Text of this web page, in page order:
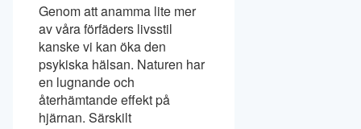
Genom att anamma lite mer
av våra förfäders livsstil
kanske vi kan öka den
psykiska hälsan. Naturen har
en lugnande och
återhämtande effekt på
hjärnan. Särskilt